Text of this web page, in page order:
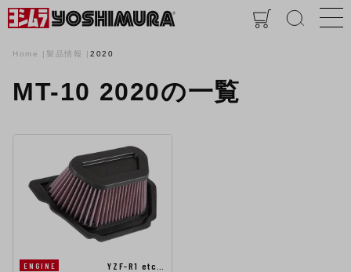
Home 製品情報 2020
MT-10 2020の一覧
ENGINE
YZF-R1 etc…